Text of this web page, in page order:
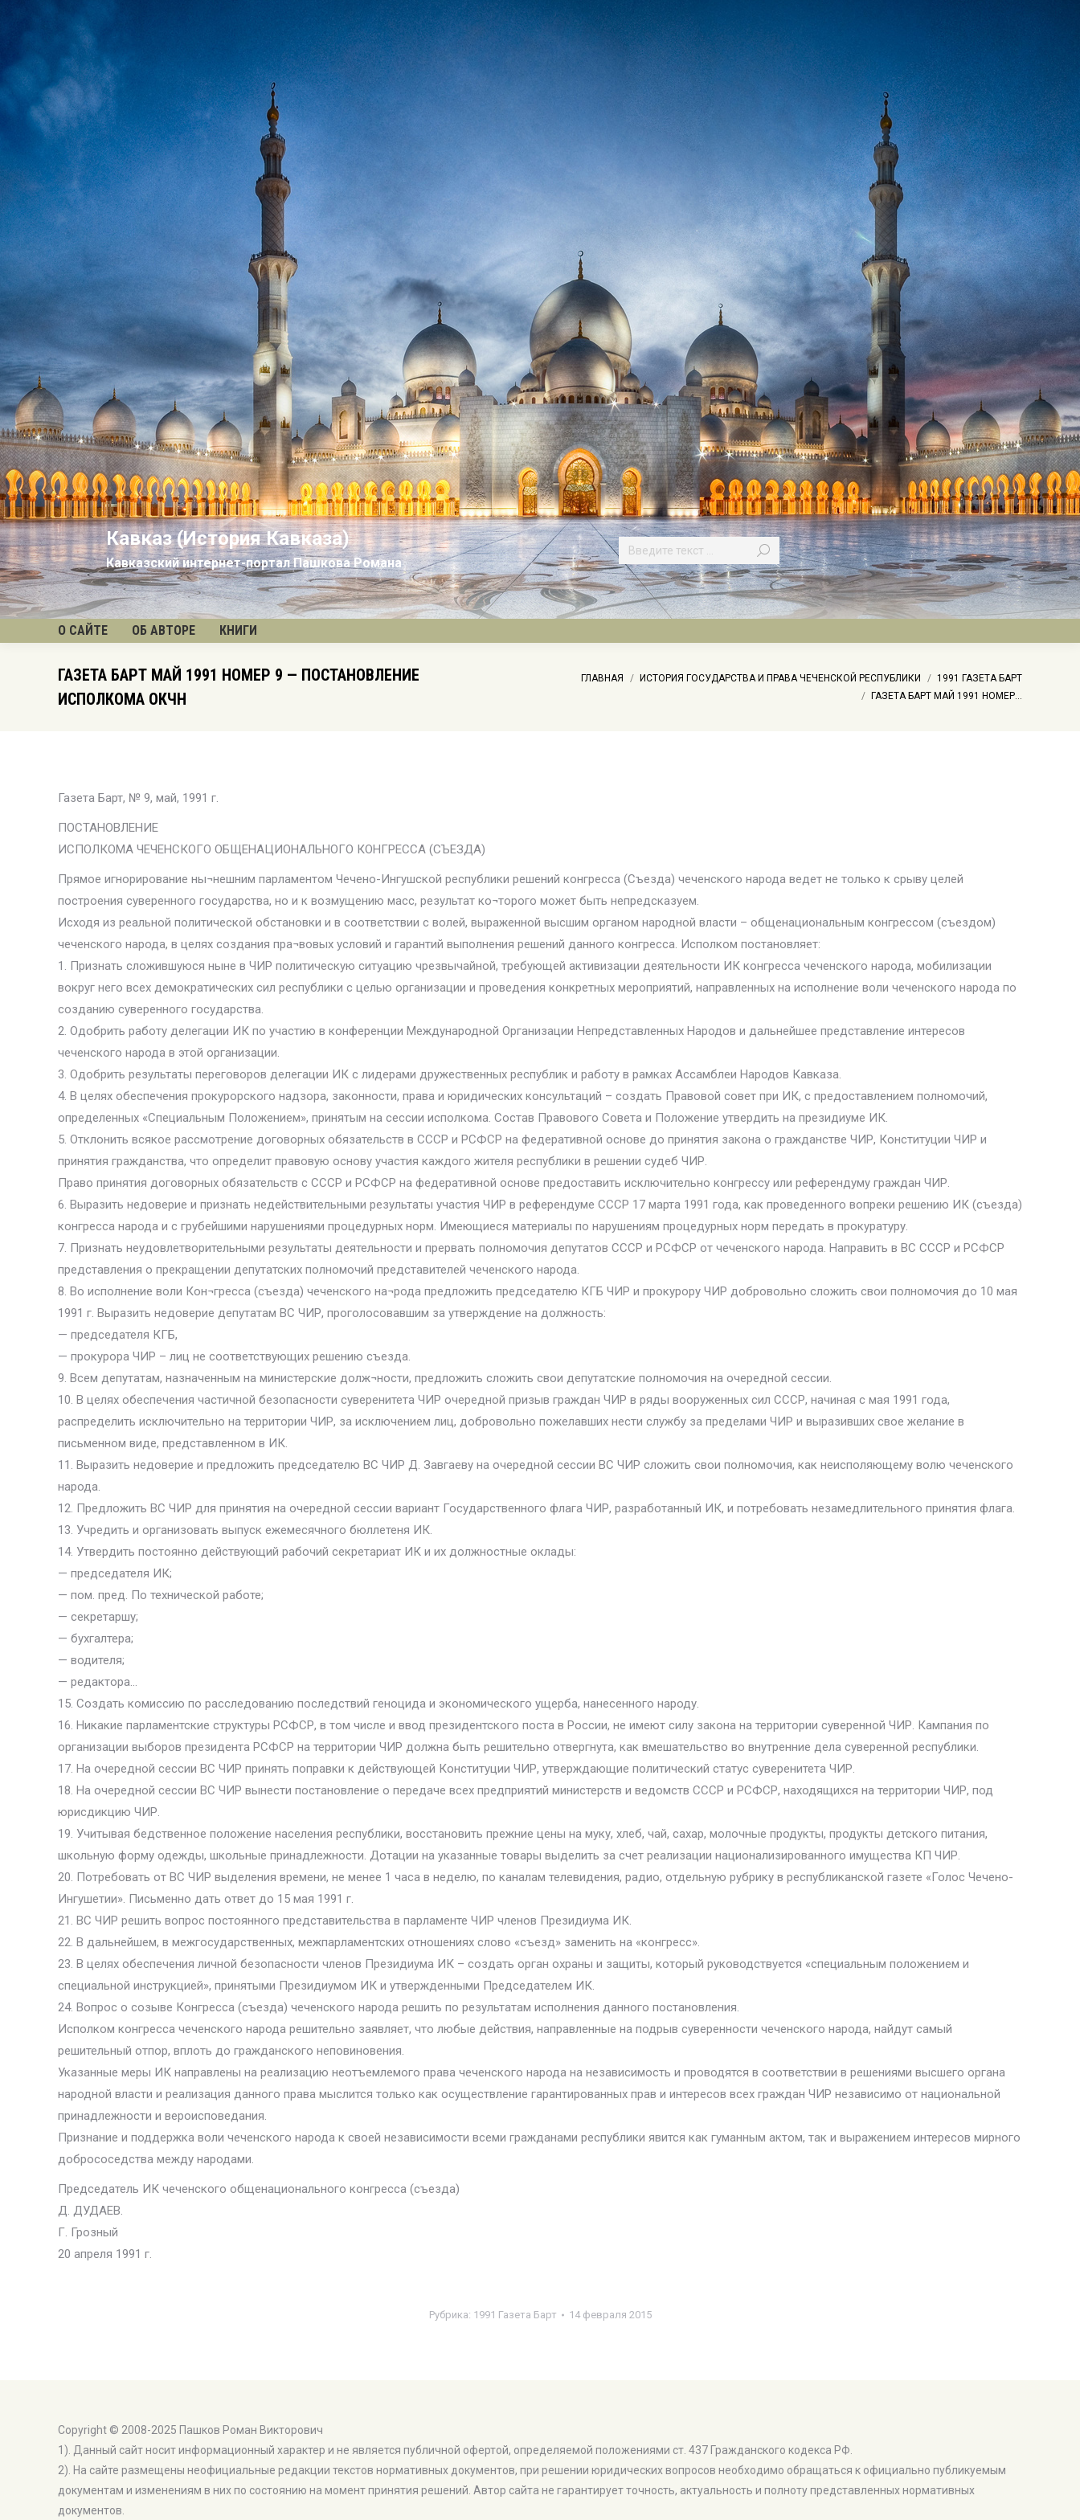
Кавказ (История Кавказа)
Кавказский интернет-портал Пашкова Романа
О САЙТЕ ОБ АВТОРЕ КНИГИ
ГАЗЕТА БАРТ МАЙ 1991 НОМЕР 9 — ПОСТАНОВЛЕНИЕ
ИСПОЛКОМА ОКЧН
ГЛАВНАЯ ИСТОРИЯ ГОСУДАРСТВА И ПРАВА ЧЕЧЕНСКОЙ РЕСПУБЛИКИ
1991 ГАЗЕТА БАРТ
ГАЗЕТА БАРТ МАЙ 1991 НОМЕР…
Газета Барт, № 9, май, 1991 г.
ПОСТАНОВЛЕНИЕ
ИСПОЛКОМА ЧЕЧЕНСКОГО ОБЩЕНАЦИОНАЛЬНОГО КОНГРЕССА (СЪЕЗДА)
Прямое игнорирование ны¬нешним парламентом Чечено-Ингушской республики решений конгресса (Съезда) чеченского народа ведет не только к срыву целей
построения суверенного государства, но и к возмущению масс, результат ко¬торого может быть непредсказуем.
Исходя из реальной политической обстановки и в соответствии с волей, выраженной высшим органом народной власти – общенациональным конгрессом (съездом)
чеченского народа, в целях создания пра¬вовых условий и гарантий выполнения решений данного конгресса. Исполком постановляет:
1. Признать сложившуюся ныне в ЧИР политическую ситуацию чрезвычайной, требующей активизации деятельности ИК конгресса чеченского народа, мобилизации
вокруг него всех демократических сил республики с целью организации и проведения конкретных мероприятий, направленных на исполнение воли чеченского народа по
созданию суверенного государства.
2. Одобрить работу делегации ИК по участию в конференции Международной Организации Непредставленных Народов и дальнейшее представление интересов
чеченского народа в этой организации.
3. Одобрить результаты переговоров делегации ИК с лидерами дружественных республик и работу в рамках Ассамблеи Народов Кавказа.
4. В целях обеспечения прокурорского надзора, законности, права и юридических консультаций – создать Правовой совет при ИК, с предоставлением полномочий,
определенных «Специальным Положением», принятым на сессии исполкома. Состав Правового Совета и Положение утвердить на президиуме ИК.
5. Отклонить всякое рассмотрение договорных обязательств в СССР и РСФСР на федеративной основе до принятия закона о гражданстве ЧИР, Конституции ЧИР и
принятия гражданства, что определит правовую основу участия каждого жителя республики в решении судеб ЧИР.
Право принятия договорных обязательств с СССР и РСФСР на федеративной основе предоставить исключительно конгрессу или референдуму граждан ЧИР.
6. Выразить недоверие и признать недействительными результаты участия ЧИР в референдуме СССР 17 марта 1991 года, как проведенного вопреки решению ИК (съезда)
конгресса народа и с грубейшими нарушениями процедурных норм. Имеющиеся материалы по нарушениям процедурных норм передать в прокуратуру.
7. Признать неудовлетворительными результаты деятельности и прервать полномочия депутатов СССР и РСФСР от чеченского народа. Направить в ВС СССР и РСФСР
представления о прекращении депутатских полномочий представителей чеченского народа.
8. Во исполнение воли Кон¬гресса (съезда) чеченского на¬рода предложить председателю КГБ ЧИР и прокурору ЧИР добровольно сложить свои полномочия до 10 мая
1991 г. Выразить недоверие депутатам ВС ЧИР, проголосовавшим за утверждение на должность:
— председателя КГБ,
— прокурора ЧИР – лиц не соответствующих решению съезда.
9. Всем депутатам, назначенным на министерские долж¬ности, предложить сложить свои депутатские полномочия на очередной сессии.
10. В целях обеспечения частичной безопасности суверенитета ЧИР очередной призыв граждан ЧИР в ряды вооруженных сил СССР, начиная с мая 1991 года,
распределить исключительно на территории ЧИР, за исключением лиц, добровольно пожелавших нести службу за пределами ЧИР и выразивших свое желание в
письменном виде, представленном в ИК.
11. Выразить недоверие и предложить председателю ВС ЧИР Д. Завгаеву на очередной сессии ВС ЧИР сложить свои полномочия, как неисполяющему волю чеченского
народа.
12. Предложить ВС ЧИР для принятия на очередной сессии вариант Государственного флага ЧИР, разработанный ИК, и потребовать незамедлительного принятия флага.
13. Учредить и организовать выпуск ежемесячного бюллетеня ИК.
14. Утвердить постоянно действующий рабочий секретариат ИК и их должностные оклады:
— председателя ИК;
— пом. пред. По технической работе;
— секретаршу;
— бухгалтера;
— водителя;
— редактора…
15. Создать комиссию по расследованию последствий геноцида и экономического ущерба, нанесенного народу.
16. Никакие парламентские структуры РСФСР, в том числе и ввод президентского поста в России, не имеют силу закона на территории суверенной ЧИР. Кампания по
организации выборов президента РСФСР на территории ЧИР должна быть решительно отвергнута, как вмешательство во внутренние дела суверенной республики.
17. На очередной сессии ВС ЧИР принять поправки к действующей Конституции ЧИР, утверждающие политический статус суверенитета ЧИР.
18. На очередной сессии ВС ЧИР вынести постановление о передаче всех предприятий министерств и ведомств СССР и РСФСР, находящихся на территории ЧИР, под
юрисдикцию ЧИР.
19. Учитывая бедственное положение населения республики, восстановить прежние цены на муку, хлеб, чай, сахар, молочные продукты, продукты детского питания,
школьную форму одежды, школьные принадлежности. Дотации на указанные товары выделить за счет реализации национализированного имущества КП ЧИР.
20. Потребовать от ВС ЧИР выделения времени, не менее 1 часа в неделю, по каналам телевидения, радио, отдельную рубрику в республиканской газете «Голос Чечено-
Ингушетии». Письменно дать ответ до 15 мая 1991 г.
21. ВС ЧИР решить вопрос постоянного представительства в парламенте ЧИР членов Президиума ИК.
22. В дальнейшем, в межгосударственных, межпарламентских отношениях слово «съезд» заменить на «конгресс».
23. В целях обеспечения личной безопасности членов Президиума ИК – создать орган охраны и защиты, который руководствуется «специальным положением и
специальной инструкцией», принятыми Президиумом ИК и утвержденными Председателем ИК.
24. Вопрос о созыве Конгресса (съезда) чеченского народа решить по результатам исполнения данного постановления.
Исполком конгресса чеченского народа решительно заявляет, что любые действия, направленные на подрыв суверенности чеченского народа, найдут самый
решительный отпор, вплоть до гражданского неповиновения.
Указанные меры ИК направлены на реализацию неотъемлемого права чеченского народа на независимость и проводятся в соответствии в решениями высшего органа
народной власти и реализация данного права мыслится только как осуществление гарантированных прав и интересов всех граждан ЧИР независимо от национальной
принадлежности и вероисповедания.
Признание и поддержка воли чеченского народа к своей независимости всеми гражданами республики явится как гуманным актом, так и выражением интересов мирного
добрососедства между народами.
Председатель ИК чеченского общенационального конгресса (съезда)
Д. ДУДАЕВ.
Г. Грозный
20 апреля 1991 г.
Рубрика: 1991 Газета Барт 14 февраля 2015
Copyright © 2008-2025 Пашков Роман Викторович
1). Данный сайт носит информационный характер и не является публичной офертой, определяемой положениями ст. 437 Гражданского кодекса РФ.
2). На сайте размещены неофициальные редакции текстов нормативных документов, при решении юридических вопросов необходимо обращаться к официально публикуемым
документам и изменениям в них по состоянию на момент принятия решений. Автор сайта не гарантирует точность, актуальность и полноту представленных нормативных
документов.